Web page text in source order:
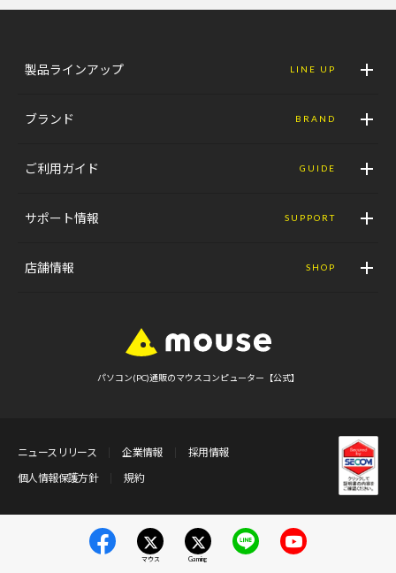
製品ラインアップ LINE UP
ブランド BRAND
ご利用ガイド GUIDE
サポート情報 SUPPORT
店舗情報 SHOP
パソコン(PC)通販のマウスコンピューター【公式】
ニュースリリース 企業情報
採用情報
個人情報保護方針
規約
マウス Gaming